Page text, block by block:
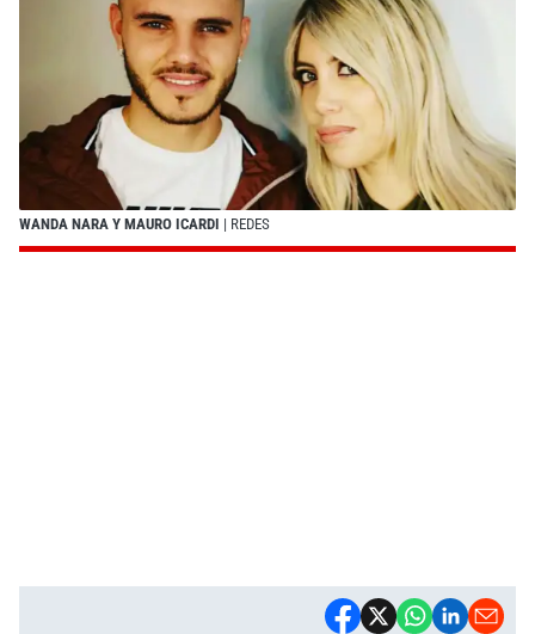
WANDA NARA Y MAURO ICARDI | REDES